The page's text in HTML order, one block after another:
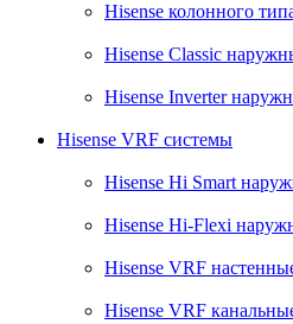
Hisense колонного
Hisense Classic
Hisense Inverter
Hisense VRF системы
Hisense Hi Smart
Hisense Hi-Flexi
Hisense VRF
Hisense VRF